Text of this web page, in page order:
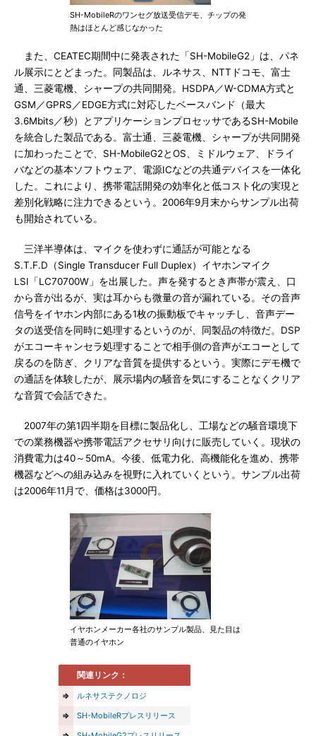
SH-MobileRのワンセグ放送受信デモ、チップの発
熱はほとんど感じなかった
また、CEATEC期間中に発表された「SH-MobileG2」は、パネ
ル展示にとどまった。同製品は、ルネサス、NTTドコモ、富士
通、三菱電機、シャープの共同開発。HSDPA／W-CDMA方式と
GSM／GPRS／EDGE方式に対応したベースバンド（最大
3.6Mbits／秒）とアプリケーションプロセッサであるSH-Mobile
を統合した製品である。富士通、三菱電機、シャープが共同開発
に加わったことで、SH-MobileG2とOS、ミドルウェア、ドライ
バなどの基本ソフトウェア、電源ICなどの共通デバイスを一体化
した。これにより、携帯電話開発の効率化と低コスト化の実現と
差別化戦略に注力できるという。2006年9月末からサンプル出荷
も開始されている。
三洋半導体は、マイクを使わずに通話が可能となる
S.T.F.D（Single Transducer Full Duplex）イヤホンマイク
LSI「LC70700W」を出展した。声を発するとき声帯が震え、口
から音が出るが、実は耳からも微量の音が漏れている。その音声
信号をイヤホン内部にある1枚の振動板でキャッチし、音声デー
タの送受信を同時に処理するというのが、同製品の特徴だ。DSP
がエコーキャンセラ処理することで相手側の音声がエコーとして
戻るのを防ぎ、クリアな音質を提供するという。実際にデモ機で
の通話を体験したが、展示場内の騒音を気にすることなくクリア
な音質で会話できた。
2007年の第1四半期を目標に製品化し、工場などの騒音環境下
での業務機器や携帯電話アクセサリ向けに販売していく。現状の
消費電力は40～50mA。今後、低電力化、高機能化を進め、携帯
機器などへの組み込みを視野に入れていくという。サンプル出荷
は2006年11月で、価格は3000円。
イヤホンメーカー各社のサンプル製品、見た目は
普通のイヤホン
関連リンク：
⇒
ルネサステクノロジ
⇒
SH-MobileRプレスリリース